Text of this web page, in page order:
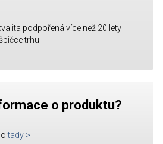
podpořená více než 20 lety
trhu
o produktu?
tady >